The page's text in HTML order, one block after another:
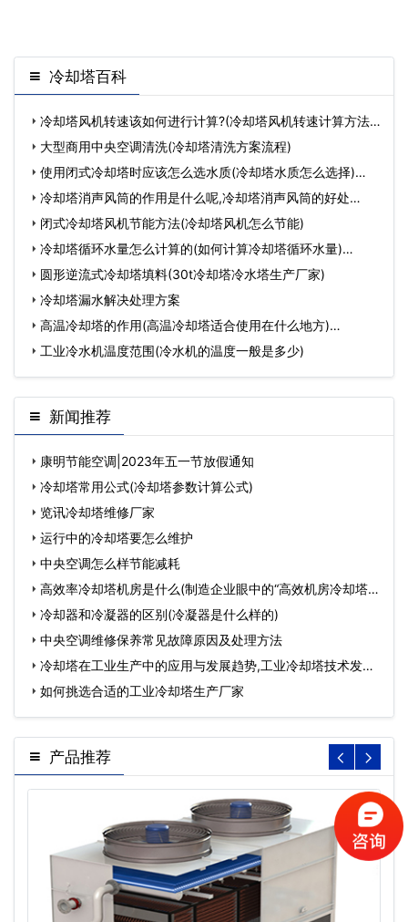
冷却塔百科
冷却塔风机转速该如何进行计算?(冷却塔风机转速计算方法)
… 大型商用中央空调清洗(冷却塔清洗方案流程)
使用闭式冷却塔时应该怎么选水质(冷却塔水质怎么选择)…
冷却塔消声风筒的作用是什么呢,冷却塔消声风筒的好处…
闭式冷却塔风机节能方法(冷却塔风机怎么节能)
冷却塔循环水量怎么计算的(如何计算冷却塔循环水量)…
圆形逆流式冷却塔填料(30t冷却塔冷水塔生产厂家)
冷却塔漏水解决处理方案
高温冷却塔的作用(高温冷却塔适合使用在什么地方)…
工业冷水机温度范围(冷水机的温度一般是多少)
新闻推荐
康明节能空调|2023年五一节放假通知
冷却塔常用公式(冷却塔参数计算公式)
览讯冷却塔维修厂家
运行中的冷却塔要怎么维护
中央空调怎么样节能减耗
高效率冷却塔机房是什么(制造企业眼中的“高效机房冷却塔”)
… 冷却器和冷凝器的区别(冷凝器是什么样的)
中央空调维修保养常见故障原因及处理方法
冷却塔在工业生产中的应用与发展趋势,工业冷却塔技术发展
趋势…
如何挑选合适的工业冷却塔生产厂家
产品推荐